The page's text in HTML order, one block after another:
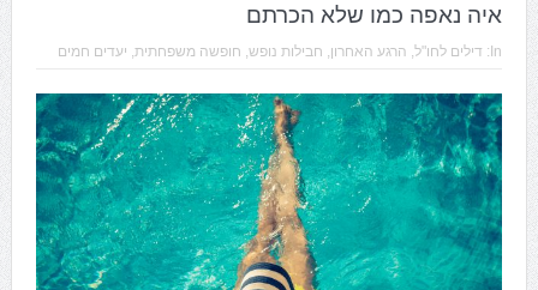
איה נאפה כמו שלא הכרתם
In: דילים לחו"ל, הרגע האחרון, חבילות נופש, חופשה משפחתית, יעדים חמים